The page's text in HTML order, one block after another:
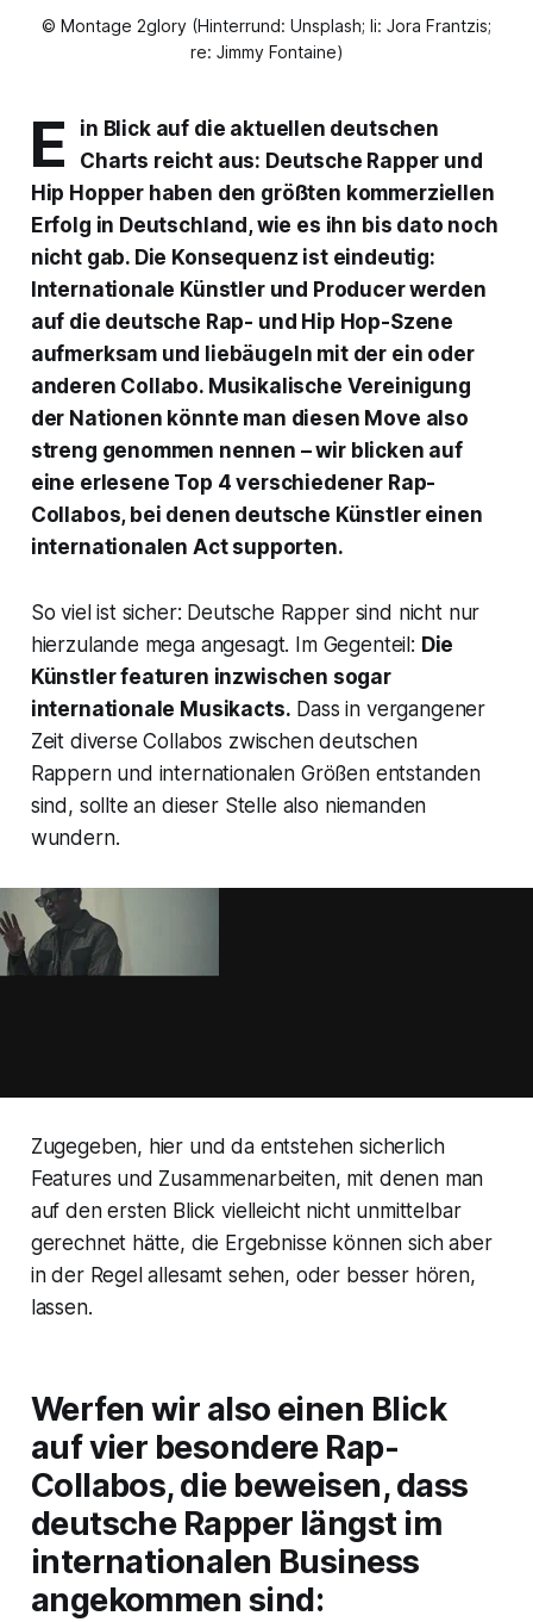
© Montage 2glory (Hinterrund: Unsplash; li: Jora Frantzis;
re: Jimmy Fontaine)
E
in Blick auf die aktuellen deutschen
Charts reicht aus: Deutsche Rapper und
Hip Hopper haben den größten kommerziellen
Erfolg in Deutschland, wie es ihn bis dato noch
nicht gab. Die Konsequenz ist eindeutig:
Internationale Künstler und Producer werden
auf die deutsche Rap- und Hip Hop-Szene
aufmerksam und liebäugeln mit der ein oder
anderen Collabo. Musikalische Vereinigung
der Nationen könnte man diesen Move also
streng genommen nennen – wir blicken auf
eine erlesene Top 4 verschiedener Rap-
Collabos, bei denen deutsche Künstler einen
internationalen Act supporten.
So viel ist sicher: Deutsche Rapper sind nicht nur
hierzulande mega angesagt. Im Gegenteil: Die
Künstler featuren inzwischen sogar
internationale Musikacts. Dass in vergangener
Zeit diverse Collabos zwischen deutschen
Rappern und internationalen Größen entstanden
sind, sollte an dieser Stelle also niemanden
wundern.
Zugegeben, hier und da entstehen sicherlich
Features und Zusammenarbeiten, mit denen man
auf den ersten Blick vielleicht nicht unmittelbar
gerechnet hätte, die Ergebnisse können sich aber
in der Regel allesamt sehen, oder besser hören,
lassen.
Werfen wir also einen Blick
auf vier besondere Rap-
Collabos, die beweisen, dass
deutsche Rapper längst im
internationalen Business
angekommen sind: